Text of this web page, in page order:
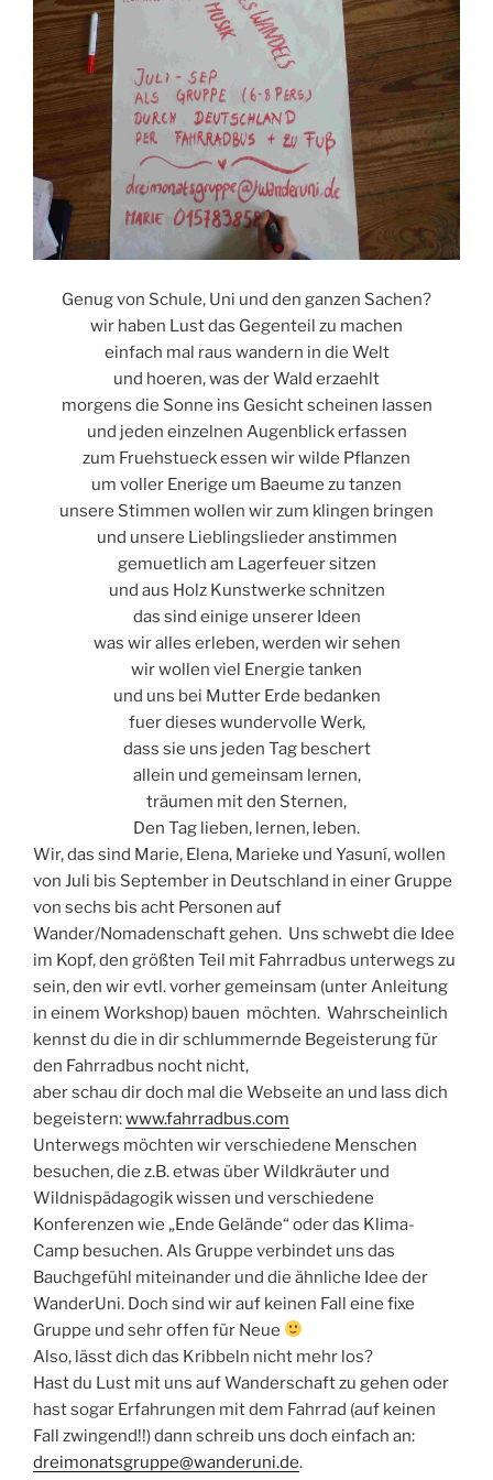
Genug von Schule, Uni und den ganzen Sachen?
wir haben Lust das Gegenteil zu machen
einfach mal raus wandern in die Welt
und hoeren, was der Wald erzaehlt
morgens die Sonne ins Gesicht scheinen lassen
und jeden einzelnen Augenblick erfassen
zum Fruehstueck essen wir wilde Pflanzen
um voller Enerige um Baeume zu tanzen
unsere Stimmen wollen wir zum klingen bringen
und unsere Lieblingslieder anstimmen
gemuetlich am Lagerfeuer sitzen
und aus Holz Kunstwerke schnitzen
das sind einige unserer Ideen
was wir alles erleben, werden wir sehen
wir wollen viel Energie tanken
und uns bei Mutter Erde bedanken
fuer dieses wundervolle Werk,
dass sie uns jeden Tag beschert
allein und gemeinsam lernen,
träumen mit den Sternen,
Den Tag lieben, lernen, leben.
Wir, das sind Marie, Elena, Marieke und Yasuní, wollen
von Juli bis September in Deutschland in einer Gruppe
von sechs bis acht Personen auf
Wander/Nomadenschaft gehen. Uns schwebt die Idee
im Kopf, den größten Teil mit Fahrradbus unterwegs zu
sein, den wir evtl. vorher gemeinsam (unterAnleitung
in einem Workshop) bauen möchten. Wahrscheinlich
kennst du die in dir schlummernde Begeisterung für
den Fahrradbus nocht nicht,
aber schau dir doch mal die Webseite an und lass dich
begeistern:www.fahrradbus.com
Unterwegs möchten wir verschiedene Menschen
besuchen, die z.B. etwas über Wildkräuter und
Wildnispädagogik wissen und verschiedene
Konferenzen wie „Ende Gelände“ oder das Klima-
Camp besuchen. Als Gruppe verbindet uns das
Bauchgefühl miteinander und die ähnliche Idee der
WanderUni. Doch sind wir auf keinen Fall eine fixe
Gruppe und sehr offen für Neue
Also, lässt dich das Kribbeln nicht mehr los?
Hast du Lust mit uns auf Wanderschaft zu gehen oder
hast sogar Erfahrungen mit dem Fahrrad (auf keinen
Fall zwingend!!) dann schreib uns doch einfach an:
dreimonatsgruppe@wanderuni.de.